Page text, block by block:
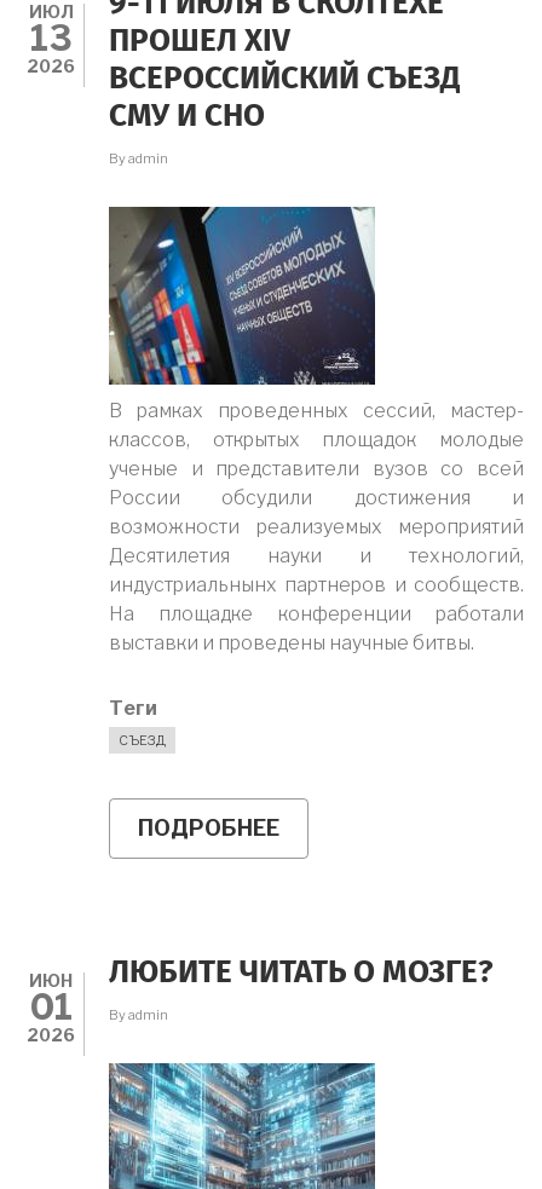
ИЮЛ
13
2026
ПРОШЕЛ XIV
ВСЕРОССИЙСКИЙ СЪЕЗД
СМУ И СНО
Byadmin
В рамках проведенных сессий, мастер-
классов, открытых площадок молодые
ученые и представители вузов со всей
России обсудили достижения и
возможности реализуемых мероприятий
Десятилетия науки и технологий,
индустриальнынх партнеров и сообществ.
На площадке конференции работали
выставки и проведены научные битвы.
Теги
СЪЕЗД
ПОДРОБНЕЕ
ПРОШЕЛ
XIV
И
СНО
ИЮН
01
2026
ЛЮБИТЕ ЧИТАТЬ О МОЗГЕ?
Byadmin